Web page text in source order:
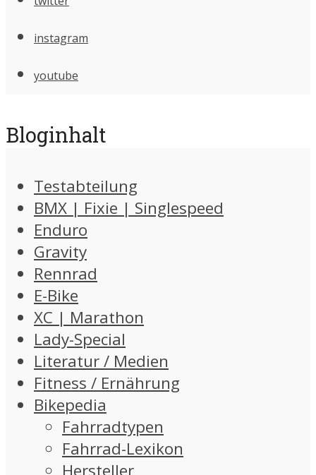
instagram
youtube
Bloginhalt
Testabteilung
BMX | Fixie | Singlespeed
Enduro
Gravity
Rennrad
E-Bike
XC | Marathon
Lady-Special
Literatur / Medien
Fitness / Ernährung
Bikepedia
Fahrradtypen
Fahrrad-Lexikon
Hersteller